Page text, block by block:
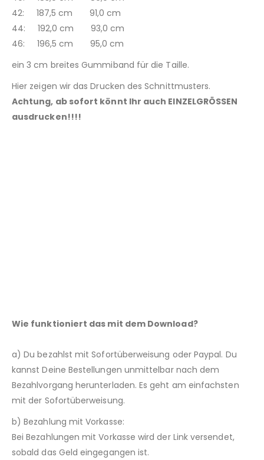
42: 187,5 cm 91,0 cm
44: 192,0 cm 93,0 cm
46: 196,5 cm 95,0 cm
ein 3 cm breites Gummiband für die Taille.
Hier zeigen wir das Drucken des Schnittmusters.
Achtung, ab sofort könnt Ihr auch EINZELGRÖSSEN
ausdrucken!!!!
Wie funktioniert das mit dem Download?
a) Du bezahlst mit Sofortüberweisung oder Paypal. Du
kannst Deine Bestellungen unmittelbar nach dem
Bezahlvorgang herunterladen. Es geht am einfachsten
mit der Sofortüberweisung.
b) Bezahlung mit Vorkasse:
Bei Bezahlungen mit Vorkasse wird der Link versendet,
sobald das Geld eingegangen ist.